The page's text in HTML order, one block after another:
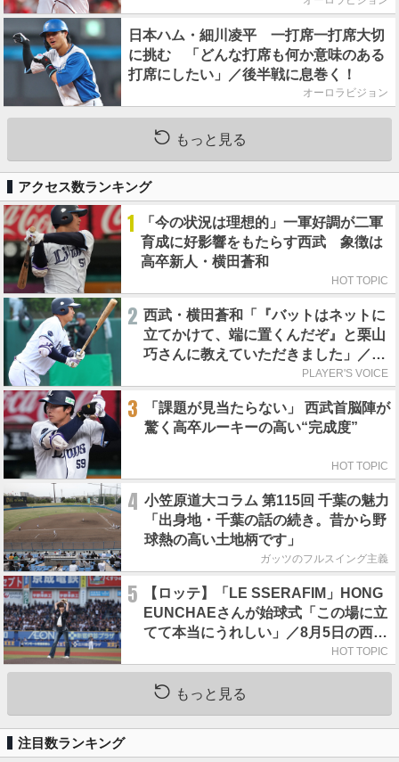
日本ハム・細川凌平 一打席一打席大切
に挑む 「どんな打席も何か意味のある
打席にしたい」／後半戦に息巻く！
オーロラビジョン
もっと見る
アクセス数ランキング
1
「今の状況は理想的」一軍好調が二軍
育成に好影響をもたらす西武 象徴は
高卒新人・横田蒼和
HOT TOPIC
2 西武・横田蒼和「『バットはネットに
立てかけて、端に置くんだぞ』と栗山
巧さんに教えていただきました」／憧
PLAYER'S VOICE
3
「課題が見当たらない」 西武首脳陣が
驚く高卒ルーキーの高い“完成度”
HOT TOPIC
4 小笠原道大コラム 第115回 千葉の魅力
「出身地・千葉の話の続き。昔から野
球熱の高い土地柄です」
ガッツのフルスイング主義
5
【ロッテ】「LE SSERAFIM」HONG
EUNCHAEさんが始球式「この場に立
てて本当にうれしい」／8月5日の西武
HOT TOPIC
もっと見る
注目数ランキング